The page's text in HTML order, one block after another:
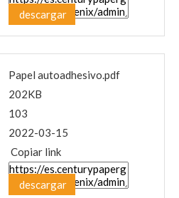
descargar
Papel autoadhesivo.pdf
202KB
103
2022-03-15
Copiar link
descargar